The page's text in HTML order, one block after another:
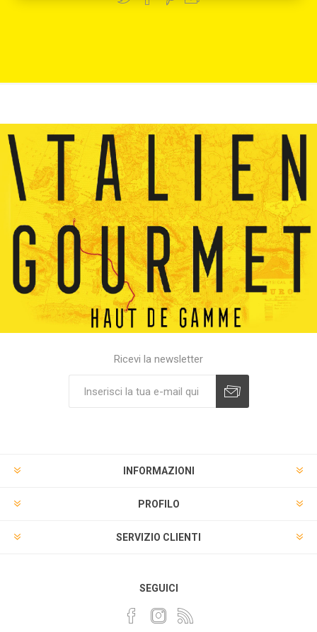
Ricevi la newsletter
INFORMAZIONI
PROFILO
SERVIZIO CLIENTI
SEGUICI